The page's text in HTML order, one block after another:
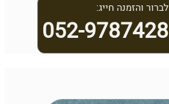
לברור והזמנה חייג:
052-9787428